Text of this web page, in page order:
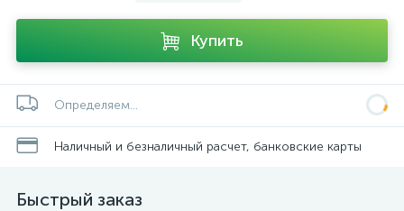
Купить
Определяем...
Наличный и безналичный расчет, банковские карты
Быстрый заказ